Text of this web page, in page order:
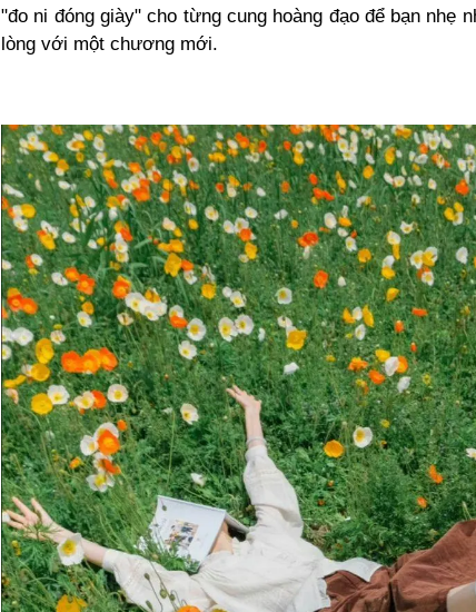
"đo ni đóng giày" cho từng cung hoàng đạo để bạn nhẹ
lòng với một chương mới.